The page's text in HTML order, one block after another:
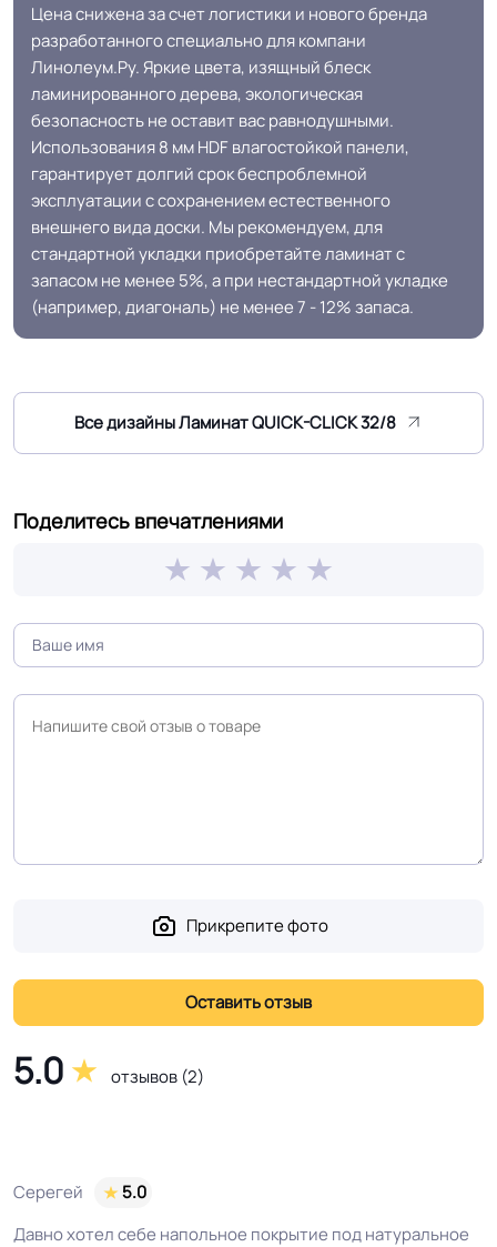
(max +27C)
Разрешено
Антистатичность Антистатичен
Безопасность
материала ГОСТ, ТУ,
ISO
Сертифицирован на территории
Защитный слой
Износостойкий, устойчив к
ультрафиолету мкм
Срок службы 15 лет
воздействию влаги
на роликовых ножках
Оттенок Светлый дуб
Цена снижена за счет логистики и нового бренда
разработанного специально для компани
Линолеум.Ру. Яркие цвета, изящный блеск
ламинированного дерева, экологическая
безопасность не оставит вас равнодушными.
Использования 8 мм HDF влагостойкой панели,
гарантирует долгий срок беспроблемной
эксплуатации с сохранением естественного
внешнего вида доски. Мы рекомендуем, для
стандартной укладки приобретайте ламинат с
запасом не менее 5%, а при нестандартной укладке
(например, диагональ) не менее 7 - 12% запаса.
Все дизайны Ламинат QUICK-CLICK 32/8
5.0 отзывов (2)
Серегей
5.0
Давно хотел себе напольное покрытие под натуральное
Поделитесь впечатлениями
Прикрепите фото